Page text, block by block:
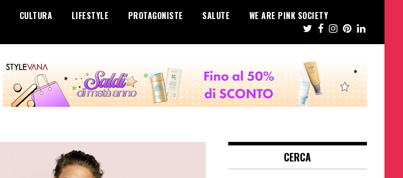
CULTURA LIFESTYLE PROTAGONISTE SALUTE WE ARE PINK SOCIETY
CERCA